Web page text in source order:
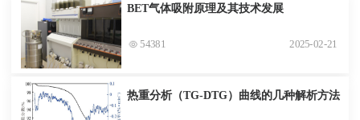
BET气体吸附原理及其技术发展
54381 2025-02-21
热重分析（TG-DTG）曲线的几种解析方法